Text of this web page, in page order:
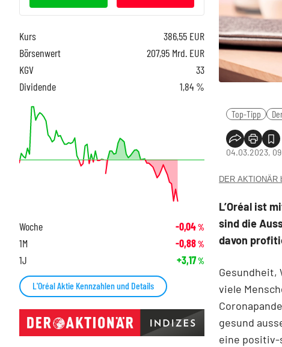
Top-Tipp
04.03.2023,
DER AKTIONÄR
L’Oréal ist
sind die
davon
Gesundheit,
viele
gesund
eine positiv-
Kurs 386,55 EUR
Börsenwert
207,95 Mrd. EUR
KGV
33
Dividende
1,84 %
Woche -0,04%
1M -0,88%
1J +3,17%
L'Oréal Aktie Kennzahlen und Details